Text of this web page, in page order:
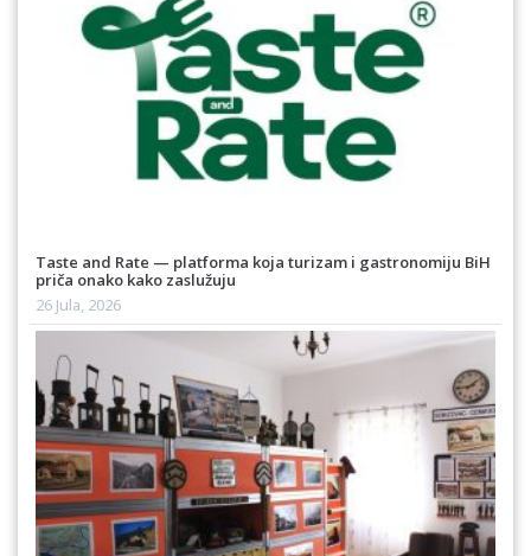
Taste and Rate — platforma koja turizam i gastronomiju BiH
priča onako kako zaslužuju
26 Jula, 2026